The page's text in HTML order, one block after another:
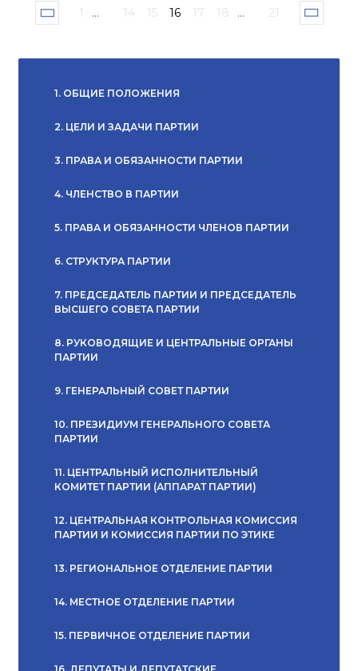
1 ... 14 15 16 17 18 ... 21
1. ОБЩИЕ ПОЛОЖЕНИЯ
2. ЦЕЛИ И ЗАДАЧИ ПАРТИИ
3. ПРАВА И ОБЯЗАННОСТИ ПАРТИИ
4. ЧЛЕНСТВО В ПАРТИИ
5. ПРАВА И ОБЯЗАННОСТИ ЧЛЕНОВ ПАРТИИ
6. СТРУКТУРА ПАРТИИ
7. ПРЕДСЕДАТЕЛЬ ПАРТИИ И ПРЕДСЕДАТЕЛЬ
ВЫСШЕГО СОВЕТА ПАРТИИ
8. РУКОВОДЯЩИЕ И ЦЕНТРАЛЬНЫЕ ОРГАНЫ
ПАРТИИ
9. ГЕНЕРАЛЬНЫЙ СОВЕТ ПАРТИИ
10. ПРЕЗИДИУМ ГЕНЕРАЛЬНОГО СОВЕТА
ПАРТИИ
11. ЦЕНТРАЛЬНЫЙ ИСПОЛНИТЕЛЬНЫЙ
КОМИТЕТ ПАРТИИ (АППАРАТ ПАРТИИ)
12. ЦЕНТРАЛЬНАЯ КОНТРОЛЬНАЯ КОМИССИЯ
ПАРТИИ И КОМИССИЯ ПАРТИИ ПО ЭТИКЕ
13. РЕГИОНАЛЬНОЕ ОТДЕЛЕНИЕ ПАРТИИ
14. МЕСТНОЕ ОТДЕЛЕНИЕ ПАРТИИ
15. ПЕРВИЧНОЕ ОТДЕЛЕНИЕ ПАРТИИ